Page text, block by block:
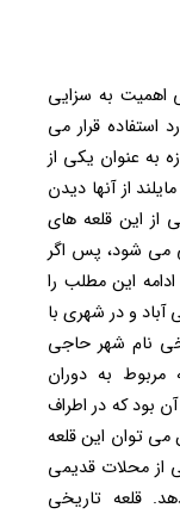
اهمیت به سزایی
استفاده قرار می
به عنوان یکی از
از آنها دیدن
از این قلعه های
می شود، پس اگر
این مطلب را
و در شهری با
نام شهر حاجی
مربوط به دوران
بود که در اطراف
می توان این قلعه
از محلات قدیمی
قلعه تاریخی